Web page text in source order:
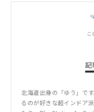
こ
記
北海道出身の「ゆう」で
るのが好きな超インドア